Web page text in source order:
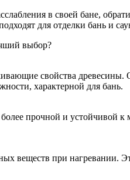
в своей бане,
для отделки бань и
выбор?
свойства
характерной для бань.
более прочной и
веществ при нагревании.